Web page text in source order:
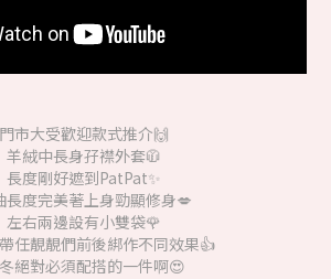
門市大受歡迎款式推介🙌
羊絨中長身孖襟外套🧥
長度剛好遮到PatPat✨
長度完美著上身勁顯修身💋
左右兩邊設有小雙袋🌹
任靚靚們前後綁作不同效果👍
絕對必須配搭的一件啊😍